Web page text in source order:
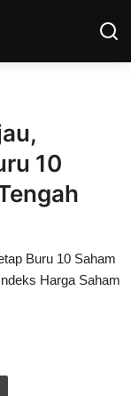
10
Buru 10 Saham
Harga Saham